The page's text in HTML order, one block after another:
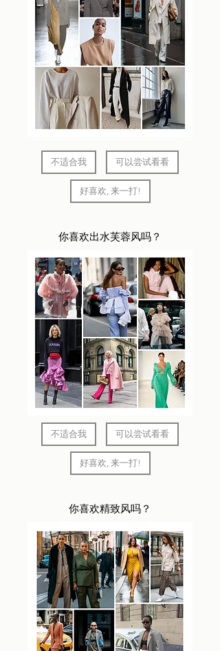
不适合我 可以尝试看看
好喜欢, 来一打!
你喜欢出水芙蓉风吗？
不适合我 可以尝试看看
好喜欢, 来一打!
你喜欢精致风吗？